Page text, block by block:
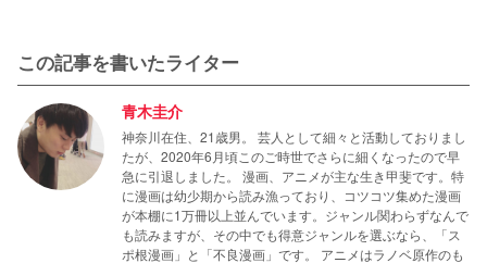
この記事を書いたライター
青木圭介
神奈川在住、21歳男。 芸人として細々と活動しておりまし
たが、2020年6月頃このご時世でさらに細くなったので早
急に引退しました。 漫画、アニメが主な生き甲斐です。特
に漫画は幼少期から読み漁っており、コツコツ集めた漫画
が本棚に1万冊以上並んでいます。ジャンル関わらずなんで
も読みますが、その中でも得意ジャンルを選ぶなら、「ス
ポ根漫画」と「不良漫画」です。 アニメはラノベ原作のも